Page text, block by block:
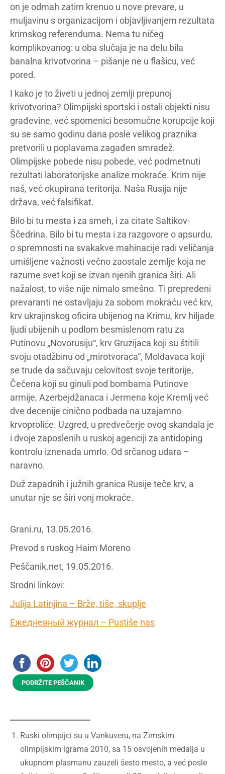
on je odmah zatim krenuo u nove prevare, u
muljavinu s organizacijom i objavljivanjem rezultata
krimskog referenduma. Nema tu ničeg
komplikovanog: u oba slučaja je na delu bila
banalna krivotvorina – pišanje ne u flašicu, već
pored.
I kako je to živeti u jednoj zemlji prepunoj
krivotvorina? Olimpijski sportski i ostali objekti nisu
građevine, već spomenici besomučne korupcije koji
su se samo godinu dana posle velikog praznika
pretvorili u poplavama zagađen smradež.
Olimpijske pobede nisu pobede, već podmetnuti
rezultati laboratorijske analize mokraće. Krim nije
naš, već okupirana teritorija. Naša Rusija nije
država, već falsifikat.
Bilo bi tu mesta i za smeh, i za citate Saltikov-
Ščedrina. Bilo bi tu mesta i za razgovore o apsurdu,
o spremnosti na svakakve mahinacije radi veličanja
umišljene važnosti večno zaostale zemlje koja ne
razume svet koji se izvan njenih granica širi. Ali
nažalost, to više nije nimalo smešno. Ti prepredeni
prevaranti ne ostavljaju za sobom mokraću već krv,
krv ukrajinskog oficira ubijenog na Krimu, krv hiljade
ljudi ubijenih u podlom besmislenom ratu za
Putinovu „Novorusiju“, krv Gruzijaca koji su štitili
svoju otadžbinu od „mirotvoraca“, Moldavaca koji
se trude da sačuvaju celovitost svoje teritorije,
Čečena koji su ginuli pod bombama Putinove
armije, Azerbejdžanaca i Jermena koje Kremlj već
dve decenije cinično podbada na uzajamno
krvoproliće. Uzgred, u predvečerje ovog skandala je
i dvoje zaposlenih u ruskoj agenciji za antidoping
kontrolu iznenada umrlo. Od srčanog udara –
naravno.
Duž zapadnih i južnih granica Rusije teče krv, a
unutar nje se širi vonj mokraće.
Grani.ru, 13.05.2016.
Prevod s ruskog Haim Moreno
Peščanik.net, 19.05.2016.
Srodni linkovi:
Julija Latinjina – Brže, tiše, skuplje
Ежедневный журнал – Pustiše nas
PODRŽITE PEŠČANIK
Ruski olimpijci su u Vankuveru, na Zimskim
olimpijskim igrama 2010, sa 15 osvojenih medalja u
ukupnom plasmanu zauzeli šesto mesto, a već posle